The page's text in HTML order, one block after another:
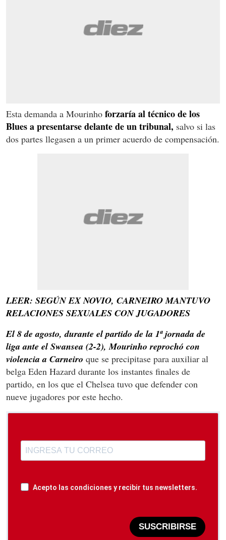
Esta demanda a Mourinho forzaría al técnico de los
Blues a presentarse delante de un tribunal, salvo si las
dos partes llegasen a un primer acuerdo de compensación.
LEER: SEGÚN EX NOVIO, CARNEIRO MANTUVO
RELACIONES SEXUALES CON JUGADORES
El 8 de agosto, durante el partido de la 1ª jornada de
liga ante el Swansea (2-2), Mourinho reprochó con
violencia a Carneiro que se precipitase para auxiliar al
belga Eden Hazard durante los instantes finales de
partido, en los que el Chelsea tuvo que defender con
nueve jugadores por este hecho.
Acepto las condiciones y recibir tus newsletters.
SUSCRIBIRSE